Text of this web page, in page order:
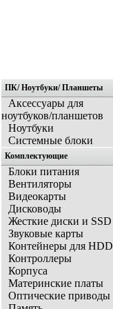
Главная
ПК/ Ноутбуки/ Планшеты
Аксессуары для
ноутбуков/планшетов
Ноутбуки
Системные блоки
Комплектующие
Блоки питания
Вентиляторы
Видеокарты
Дисководы
Жесткие диски и SSD
Звуковые карты
Контейнеры для HDD
Контроллеры
Корпуса
Материнские платы
Оптические приводы